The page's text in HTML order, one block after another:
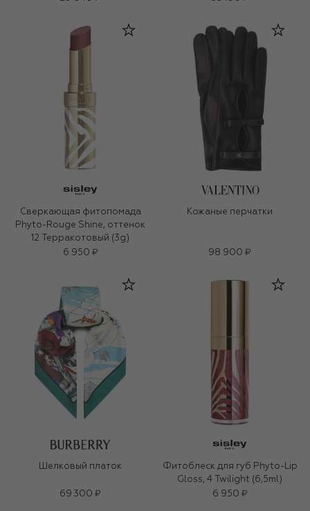
Сверкающая фитопомада
Phyto-Rouge Shine, оттенок
12 Терракотовый (3g)
6 950 ₽
Кожаные перчатки
98 900 ₽
Шелковый платок
69 300 ₽
Фитоблеск для губ Phyto-Lip
Gloss, 4 Twilight (6,5ml)
6 950 ₽